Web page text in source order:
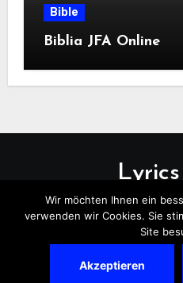
Bible
Biblia JFA Online
Wir möchten Ihnen ein
verwenden wir Cookies. Sie
Site
Akzeptieren